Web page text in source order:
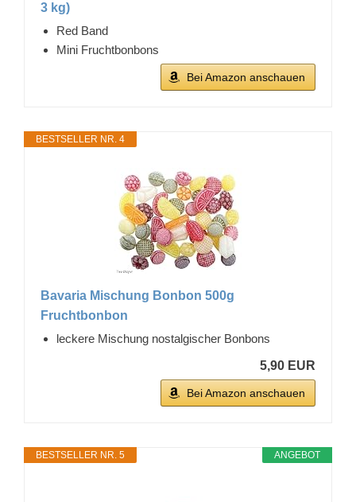
3 kg)
Red Band
Mini Fruchtbonbons
Bei Amazon anschauen
BESTSELLER NR. 4
Bavaria Mischung Bonbon 500g
Fruchtbonbon
leckere Mischung nostalgischer Bonbons
5,90 EUR
Bei Amazon anschauen
ANGEBOT
BESTSELLER NR. 5